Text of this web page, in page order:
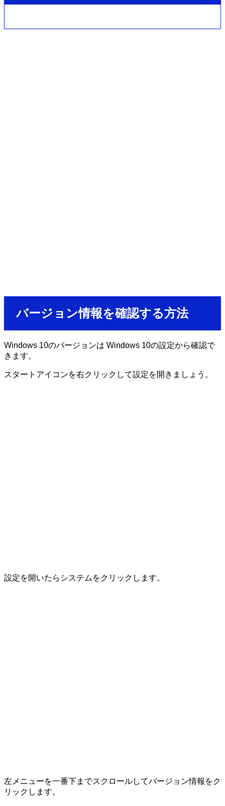
バージョン情報を確認する方法
Windows 10のバージョンは Windows 10の設定から確認で
きます。
スタートアイコンを右クリックして設定を開きましょう。
設定を開いたら システム をクリックします。
左メニューを一番下までスクロールしてバージョン情報 をク
リックします。